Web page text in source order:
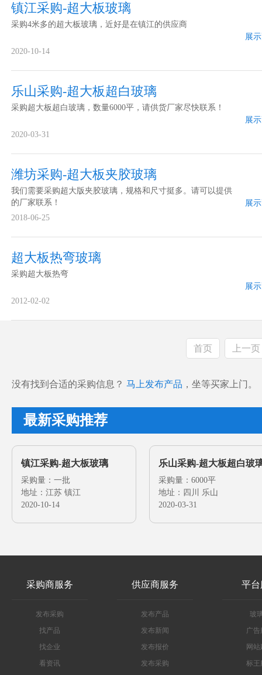
镇江采购-超大板玻璃
采购4米多的超大板玻璃，近好是在镇江的供应商
展
2020-10-14
乐山采购-超大板超白玻璃
采购超大板超白玻璃，数量6000平，请供货厂家尽快联系！
展
2020-03-31
潍坊采购-超大板夹胶玻璃
我们需要采购超大版夹胶玻璃，规格和尺寸挺多。请可以提供
的厂家联系！
展
2018-06-25
超大板热弯玻璃
采购超大板热弯
展
2012-02-02
首页 上一页
没有找到合适的采购信息？ 马上发布产品 ，坐等买家上门。
最新采购推荐
镇江采购-超大板玻璃
采购量：一批
地址：江苏 镇江
2020-10-14
乐山采购-超大板超白玻
采购量：6000平
地址：四川 乐山
2020-03-31
采购商服务
发布采购
找产品
找企业
看资讯
供应商服务
发布产品
发布新闻
发布报价
发布采购
平
玻
广告
网
标王